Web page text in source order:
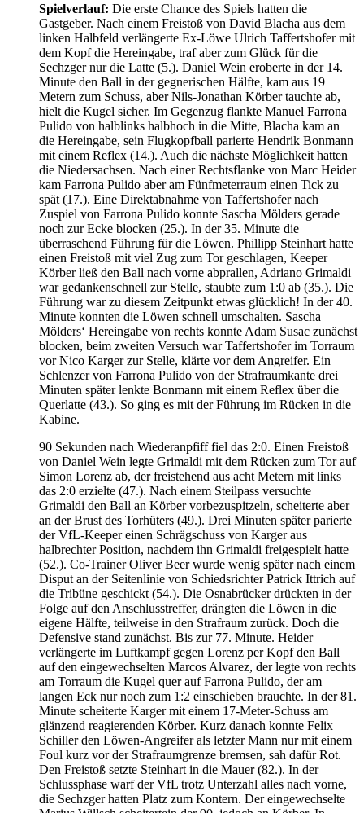
Spielverlauf: Die erste Chance des Spiels hatten die
Gastgeber. Nach einem Freistoß von David Blacha aus dem
linken Halbfeld verlängerte Ex-Löwe Ulrich Taffertshofer mit
dem Kopf die Hereingabe, traf aber zum Glück für die
Sechzger nur die Latte (5.). Daniel Wein eroberte in der 14.
Minute den Ball in der gegnerischen Hälfte, kam aus 19
Metern zum Schuss, aber Nils-Jonathan Körber tauchte ab,
hielt die Kugel sicher. Im Gegenzug flankte Manuel Farrona
Pulido von halblinks halbhoch in die Mitte, Blacha kam an
die Hereingabe, sein Flugkopfball parierte Hendrik Bonmann
mit einem Reflex (14.). Auch die nächste Möglichkeit hatten
die Niedersachsen. Nach einer Rechtsflanke von Marc Heider
kam Farrona Pulido aber am Fünfmeterraum einen Tick zu
spät (17.). Eine Direktabnahme von Taffertshofer nach
Zuspiel von Farrona Pulido konnte Sascha Mölders gerade
noch zur Ecke blocken (25.). In der 35. Minute die
überraschend Führung für die Löwen. Phillipp Steinhart hatte
einen Freistoß mit viel Zug zum Tor geschlagen, Keeper
Körber ließ den Ball nach vorne abprallen, Adriano Grimaldi
war gedankenschnell zur Stelle, staubte zum 1:0 ab (35.). Die
Führung war zu diesem Zeitpunkt etwas glücklich! In der 40.
Minute konnten die Löwen schnell umschalten. Sascha
Mölders‘ Hereingabe von rechts konnte Adam Susac zunächst
blocken, beim zweiten Versuch war Taffertshofer im Torraum
vor Nico Karger zur Stelle, klärte vor dem Angreifer. Ein
Schlenzer von Farrona Pulido von der Strafraumkante drei
Minuten später lenkte Bonmann mit einem Reflex über die
Querlatte (43.). So ging es mit der Führung im Rücken in die
Kabine.
90 Sekunden nach Wiederanpfiff fiel das 2:0. Einen Freistoß
von Daniel Wein legte Grimaldi mit dem Rücken zum Tor auf
Simon Lorenz ab, der freistehend aus acht Metern mit links
das 2:0 erzielte (47.). Nach einem Steilpass versuchte
Grimaldi den Ball an Körber vorbezuspitzeln, scheiterte aber
an der Brust des Torhüters (49.). Drei Minuten später parierte
der VfL-Keeper einen Schrägschuss von Karger aus
halbrechter Position, nachdem ihn Grimaldi freigespielt hatte
(52.). Co-Trainer Oliver Beer wurde wenig später nach einem
Disput an der Seitenlinie von Schiedsrichter Patrick Ittrich auf
die Tribüne geschickt (54.). Die Osnabrücker drückten in der
Folge auf den Anschlusstreffer, drängten die Löwen in die
eigene Hälfte, teilweise in den Strafraum zurück. Doch die
Defensive stand zunächst. Bis zur 77. Minute. Heider
verlängerte im Luftkampf gegen Lorenz per Kopf den Ball
auf den eingewechselten Marcos Alvarez, der legte von rechts
am Torraum die Kugel quer auf Farrona Pulido, der am
langen Eck nur noch zum 1:2 einschieben brauchte. In der 81.
Minute scheiterte Karger mit einem 17-Meter-Schuss am
glänzend reagierenden Körber. Kurz danach konnte Felix
Schiller den Löwen-Angreifer als letzter Mann nur mit einem
Foul kurz vor der Strafraumgrenze bremsen, sah dafür Rot.
Den Freistoß setzte Steinhart in die Mauer (82.). In der
Schlussphase warf der VfL trotz Unterzahl alles nach vorne,
die Sechzger hatten Platz zum Kontern. Der eingewechselte